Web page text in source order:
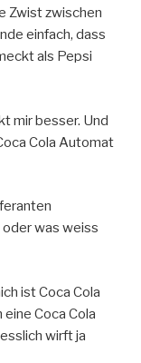
Zwist zwischen
einfach, dass
als Pepsi
mir besser. Und
Cola Automat
was weiss
ist Coca Cola
Coca Cola
wirft ja